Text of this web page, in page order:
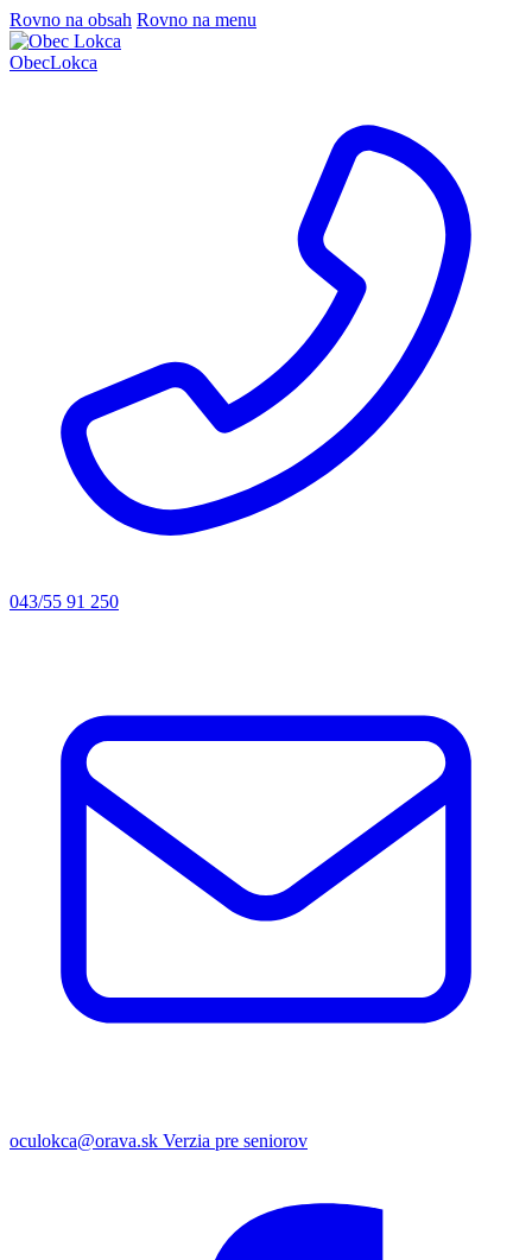
Rovno na obsah Rovno na menu
ObecLokca
043/55 91 250
oculokca@orava.sk Verzia pre seniorov